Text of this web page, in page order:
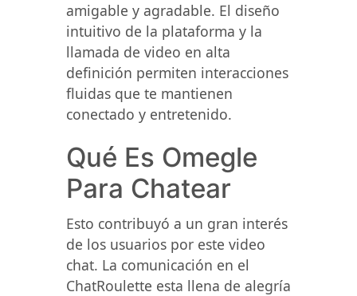
amigable y agradable. El diseño
intuitivo de la plataforma y la
llamada de video en alta
definición permiten interacciones
fluidas que te mantienen
conectado y entretenido.
Qué Es Omegle
Para Chatear
Esto contribuyó a un gran interés
de los usuarios por este video
chat. La comunicación en el
ChatRoulette esta llena de alegría